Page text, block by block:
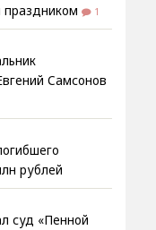
праздником
1
Самсонов
рублей
суд «Пенной